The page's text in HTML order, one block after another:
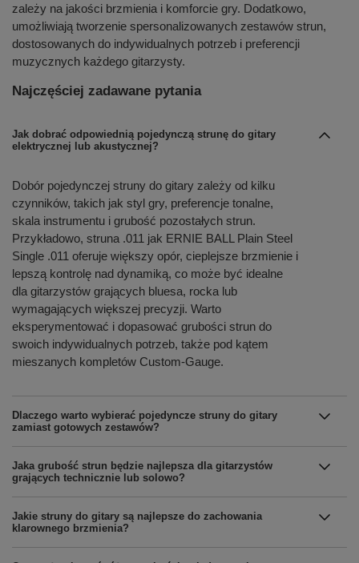
zależy na jakości brzmienia i komforcie gry. Dodatkowo,
umożliwiają tworzenie spersonalizowanych zestawów strun,
dostosowanych do indywidualnych potrzeb i preferencji
muzycznych każdego gitarzysty.
Najczęściej zadawane pytania
Jak dobrać odpowiednią pojedynczą strunę do gitary
elektrycznej lub akustycznej?
Dobór pojedynczej struny do gitary zależy od kilku
czynników, takich jak styl gry, preferencje tonalne,
skala instrumentu i grubość pozostałych strun.
Przykładowo, struna .011 jak ERNIE BALL Plain Steel
Single .011 oferuje większy opór, cieplejsze brzmienie i
lepszą kontrolę nad dynamiką, co może być idealne
dla gitarzystów grających bluesa, rocka lub
wymagających większej precyzji. Warto
eksperymentować i dopasować grubości strun do
swoich indywidualnych potrzeb, także pod kątem
mieszanych kompletów Custom-Gauge.
Dlaczego warto wybierać pojedyncze struny do gitary
zamiast gotowych zestawów?
Jaka grubość strun będzie najlepsza dla gitarzystów
grających technicznie lub solowo?
Jakie struny do gitary są najlepsze do zachowania
klarownego brzmienia?